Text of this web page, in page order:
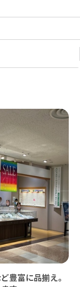
豊富に品揃え。